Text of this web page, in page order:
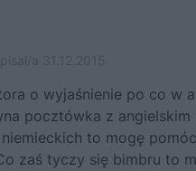
o wyjaśnienie po co w
pocztówka z angielskim
to mogę pomóc
zaś tyczy się bimbru to